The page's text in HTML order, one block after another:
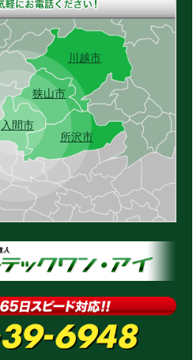
入間市
狭山市
所沢市
川越市